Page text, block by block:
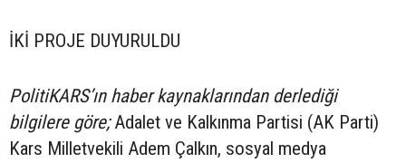
İKİ PROJE DUYURULDU
PolitiKARS’ın haber kaynaklarından derlediği
bilgilere göre;Adalet ve Kalkınma Partisi (AK Parti)
Kars Milletvekili Adem Çalkın, sosyal medya